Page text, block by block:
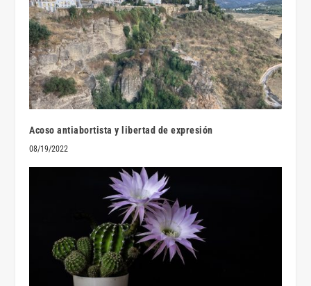
Acoso antiabortista y libertad de expresión
08/19/2022